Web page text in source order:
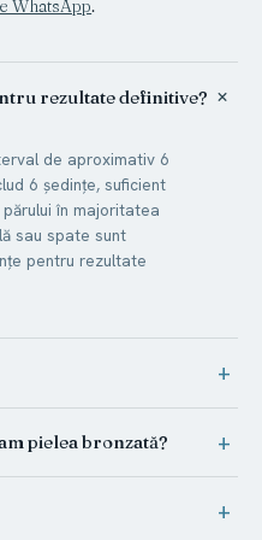
WhatsApp.
rezultate definitive? +
de aproximativ 6
6 ședințe, suficient
în majoritatea
sau spate sunt
pentru rezultate
+
Freeze, care menține
anestezia nu este
pielea bronzată? +
este sigură pentru toate
bronzată.
+